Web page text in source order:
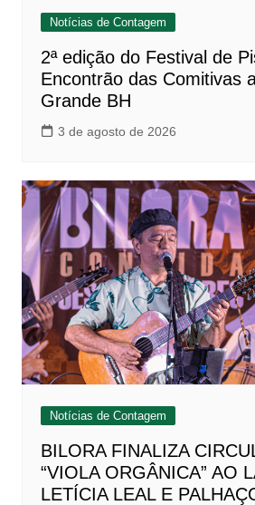
Notícias de Contagem
2ª edição do Festival de
Encontrão das Comitivas
Grande BH
3 de agosto de 2026
Notícias de Contagem
BILORA FINALIZA
“VIOLA ORGÂNICA” AO
LETÍCIA LEAL E